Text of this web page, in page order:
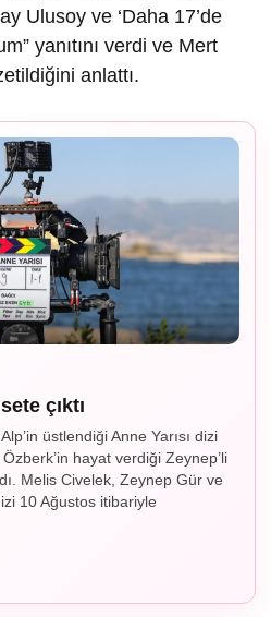
Ulusoy ve ‘Daha 17’de
yanıtını verdi ve Mert
anlattı.
çıktı
üstlendiği Anne Yarısı dizi
hayat verdiği Zeynep’li
Melis Civelek, Zeynep Gür ve
10 Ağustos itibariyle